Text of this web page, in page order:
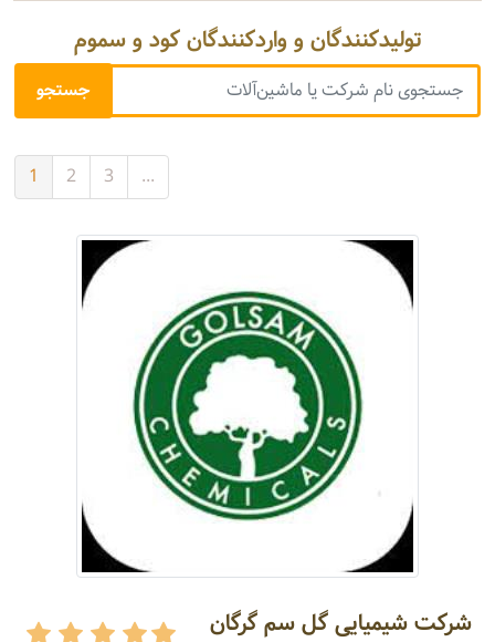
تولیدکنندگان و واردکنندگان کود و سموم
1 2 3 ...
شرکت شیمیایی گل سم گرگان